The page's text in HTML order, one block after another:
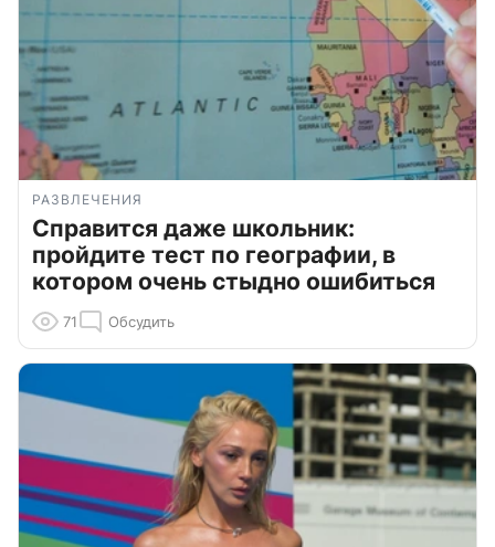
РАЗВЛЕЧЕНИЯ
Справится даже школьник:
пройдите тест по географии, в
котором очень стыдно ошибиться
71 Обсудить